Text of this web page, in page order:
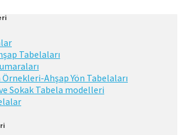
Tabelaları
Ahşap Yön Tabelaları
Sokak Tabela modelleri